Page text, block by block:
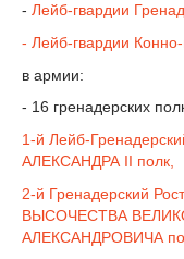
- Лейб-гвардии
- Лейб-гвардии
в армии:
- 16 гренадерских
1-й Лейб-
АЛЕКСАНДРА II полк,
2-й Гренадерский
ВЫСОЧЕСТВА
АЛЕКСАНДРОВИЧА